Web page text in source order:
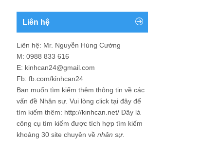
Liên hệ
Liên hệ: Mr. Nguyễn Hùng Cường
M: 0988 833 616
E: kinhcan24@gmail.com
Fb: fb.com/kinhcan24
Bạn muốn tìm kiếm thêm thông tin về các
vấn đề Nhân sự . Vui lòng click tại đây để
tìm kiếm thêm: http://kinhcan.net/ Đây là
công cụ tìm kiếm được tích hợp tìm kiếm
khoảng 30 site chuyên về nhân sự.